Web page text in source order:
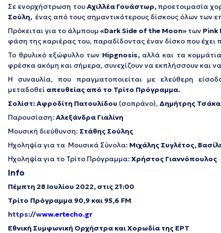
Σε ενορχήστρωση τουΑχιλλέα Γουάστωρ, προετοιμασία
Σούλη, ένας από τους σημαντικότερους δίσκους όλων των
Πρόκειται για το άλμπουμ«Dark Side of the Moon» των Pink
φάση της καριέρας του, παραδίδοντας έναν δίσκο που
Το θρυλικό εξώφυλλο των Hipgnosis, αλλά και τα
φρέσκα ακόμη και σήμερα, συνεχίζουν να εκπλήσσουν και
Η συναυλία, που πραγματοποιείται με ελεύθερη
μεταδοθεί απευθείας από το Τρίτο Πρόγραμμα.
Σολίστ: Αφροδίτη Πατουλίδου (σοπράνο), Δημήτρης
Παρουσίαση: Αλεξάνδρα Γιαλίνη
Μουσική διεύθυνση: Στάθης Σούλης
Ηχοληψία για τα Μουσικά Σύνολα: Μιχάλης Συγλέτος,
Ηχοληψία για το Τρίτο Πρόγραμμα: Χρήστος Γιαννόπουλος
Info
Πέμπτη 28 Ιουλίου 2022, στις 21:00
Τρίτο Πρόγραμμα 90,9 και 95,6 FM
https://www.ertecho.gr
Eθνική Συμφωνική Ορχήστρα και Χορωδία της ΕΡΤ